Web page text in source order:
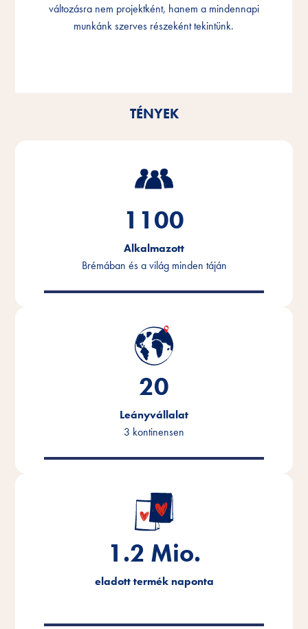
változásra nem projektként, hanem a mindennapi
munkánk szerves részeként tekintünk.
változásra nem projektként, hanem a mindennapi
munkánk szerves részeként tekintünk.
változásra nem projektként, hanem a mindennapi
munkánk szerves részeként tekintünk.
TÉNYEK
1100
Alkalmazott
Brémában és a világ minden táján
20
Leányvállalat
3 kontinensen
1.2 Mio.
eladott termék naponta